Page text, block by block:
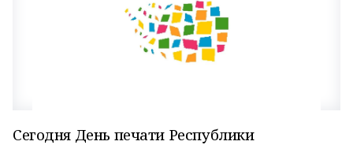
Сегодня День печати Республики